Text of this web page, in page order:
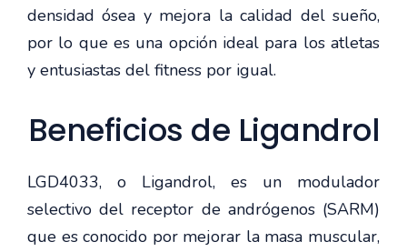
densidad ósea y mejora la calidad del sueño,
por lo que es una opción ideal para los atletas
y entusiastas del fitness por igual.
Beneficios de Ligandrol
LGD4033, o Ligandrol, es un modulador
selectivo del receptor de andrógenos (SARM)
que es conocido por mejorar la masa muscular,